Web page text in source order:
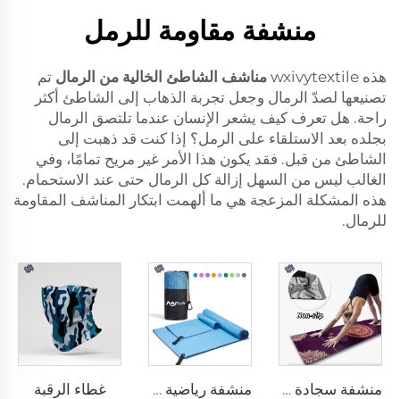
منشفة مقاومة للرمل
هذه wxivytextile مناشف الشاطئ الخالية من الرمال تم
تصنيعها لصدّ الرمال وجعل تجربة الذهاب إلى الشاطئ أكثر
راحة. هل تعرف كيف يشعر الإنسان عندما تلتصق الرمال
بجلده بعد الاستلقاء على الرمل؟ إذا كنت قد ذهبت إلى
الشاطئ من قبل. فقد يكون هذا الأمر غير مريح تمامًا، وفي
الغالب ليس من السهل إزالة كل الرمال حتى عند الاستحمام.
هذه المشكلة المزعجة هي ما ألهمت ابتكار المناشف المقاومة
للرمال.
منشفة سجادة اليوجا منشفة رياضية مصنوعة من الألياف الدقيقة غطاء الرقبة